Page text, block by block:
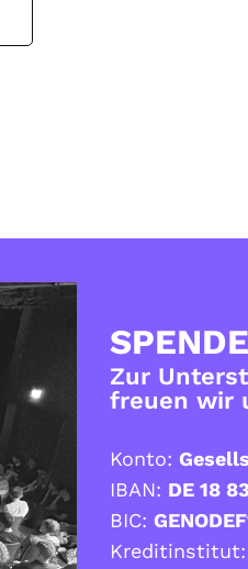
Zur
freuen wir
Konto:
IBAN: DE 18
BIC:
Kreditinstitut: